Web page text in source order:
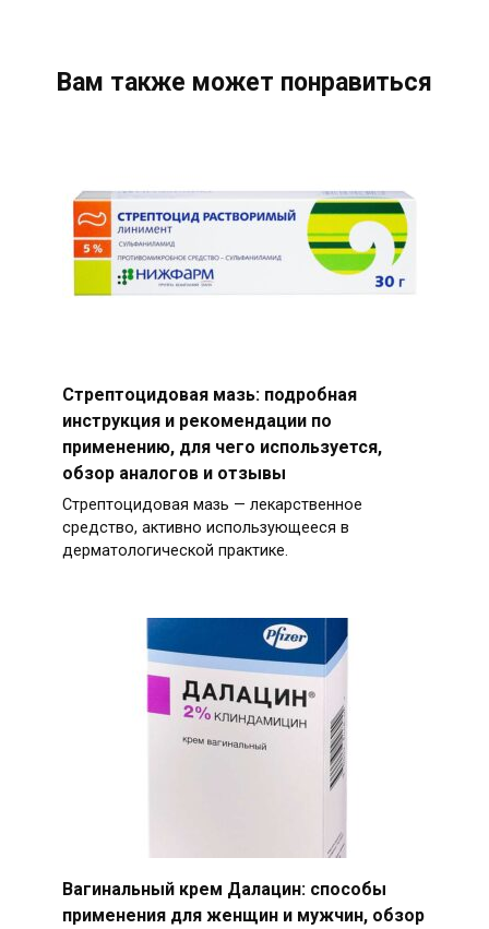
Вам также может понравиться
Стрептоцидовая мазь: подробная
инструкция и рекомендации по
применению, для чего используется,
обзор аналогов и отзывы
Стрептоцидовая мазь — лекарственное
средство, активно использующееся в
дерматологической практике.
Вагинальный крем Далацин: способы
применения для женщин и мужчин, обзор